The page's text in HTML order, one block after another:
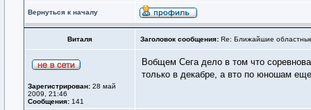
Вернуться к началу
Виталя Заголовок сообщения: Re: Ближайшие
Зарегистрирован: 28 май
2009, 21:46
Сообщения: 141
Вобщем Сега дело в том что
только в декабре, а вто по юношам